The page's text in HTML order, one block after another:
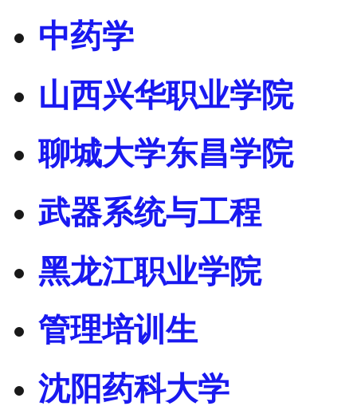
中药学
山西兴华职业学院
聊城大学东昌学院
武器系统与工程
黑龙江职业学院
管理培训生
沈阳药科大学